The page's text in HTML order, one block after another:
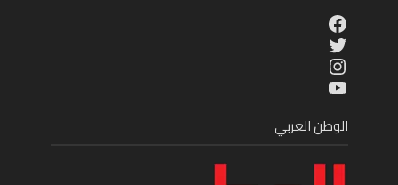
Facebook
Twitter
Instagram
YouTube
الوطن العربي